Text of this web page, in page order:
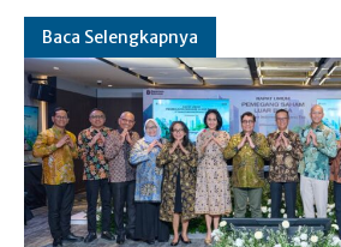
Baca Selengkapnya